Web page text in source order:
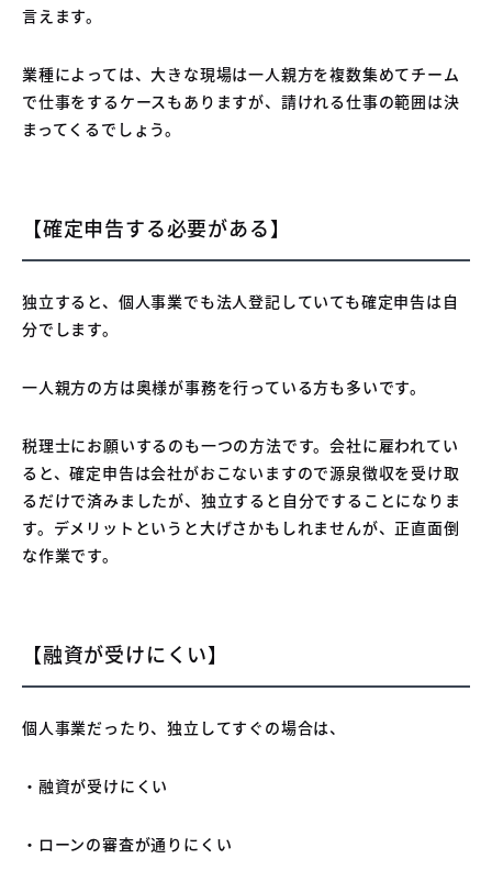
言えます。
業種によっては、大きな現場は一人親方を複数集めてチーム
で仕事をするケースもありますが、請けれる仕事の範囲は決
まってくるでしょう。
【確定申告する必要がある】
独立すると、個人事業でも法人登記していても確定申告は自
分でします。
一人親方の方は奥様が事務を行っている方も多いです。
税理士にお願いするのも一つの方法です。会社に雇われてい
ると、確定申告は会社がおこないますので源泉徴収を受け取
るだけで済みましたが、独立すると自分ですることになりま
す。デメリットというと大げさかもしれませんが、正直面倒
な作業です。
【融資が受けにくい】
個人事業だったり、独立してすぐの場合は、
・融資が受けにくい
・ローンの審査が通りにくい